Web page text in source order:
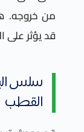
من خروجه.
قد يؤثر على
سلس
القطب